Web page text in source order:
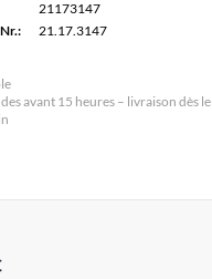
21173147
21.17.3147
avant 15 heures – livraison dès le